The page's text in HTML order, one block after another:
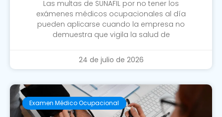
Las multas de SUNAFIL por no tener los
exámenes médicos ocupacionales al día
pueden aplicarse cuando la empresa no
demuestra que vigila la salud de
24 de julio de 2026
Examen Médico Ocupacional